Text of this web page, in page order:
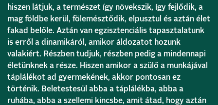
hiszen látjuk, a természet így növekszik, így fejlődik, a
mag földbe kerül, fölemésztődik, elpusztul és aztán élet
fakad belőle. Aztán van egzisztenciális tapasztalatunk
is erről a dinamikáról, amikor áldozatot hozunk
valakiért. Részben tudjuk, részben pedig a mindennapi
életünknek a része. Hiszen amikor a szülő a munkájával
táplálékot ad gyermekének, akkor pontosan ez
történik. Beletestesül abba a táplálékba, abba a
ruhába, abba a szellemi kincsbe, amit átad, hogy aztán